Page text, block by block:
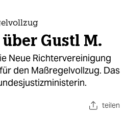
Gustl M.
Neue Richtervereinigung
den Maßregelvollzug. Das
teilen